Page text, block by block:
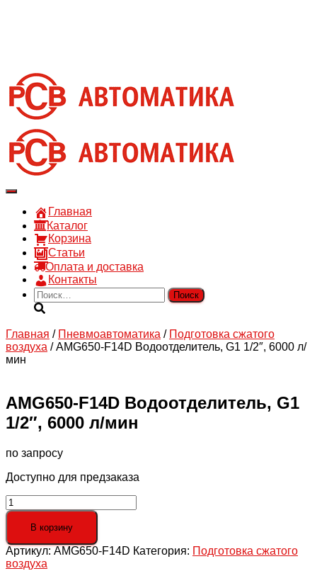
Переключить
навигациюГлавная
Каталог
Корзина
Статьи
Оплата и доставка
Контакты
Найти:
Главная / Пневмоавтоматика / Подготовка сжатого
воздуха / AMG650-F14D Водоотделитель, G1 1/2″, 6000 л/
мин
AMG650-F14D Водоотделитель, G1
1/2″, 6000 л/мин
по запросу
Доступно для предзаказа
Количество
товара
AMG650-
F14D
Водоотделитель,
G1
В корзину
Артикул: AMG650-F14D Категория: Подготовка сжатого
воздуха